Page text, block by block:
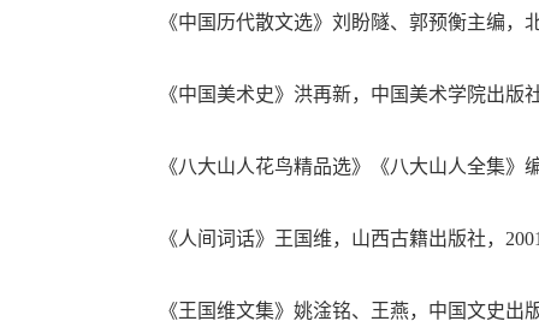
《中国历代散文选》刘盼隧、郭预衡主编，
《中国美术史》洪再新，中国美术学院出版
《八大山人花鸟精品选》《八大山人全集》
《人间词话》王国维，山西古籍出版社，
《王国维文集》姚淦铭、王燕，中国文史出